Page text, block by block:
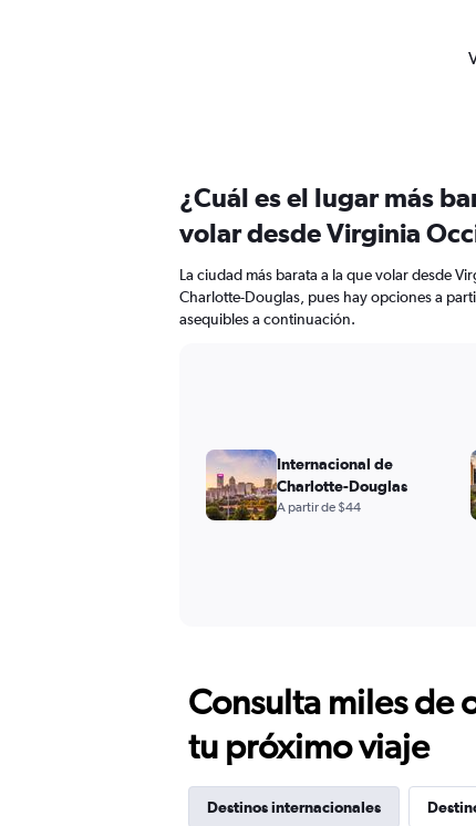
¿Cuál es el lugar más
volar desde Virginia
La ciudad más barata a la que volar desde
Charlotte-Douglas, pues hay opciones a
asequibles a continuación.
Internacional de
Charlotte-Douglas
A partir de $44
Consulta miles de
tu próximo viaje
Destinos internacionales